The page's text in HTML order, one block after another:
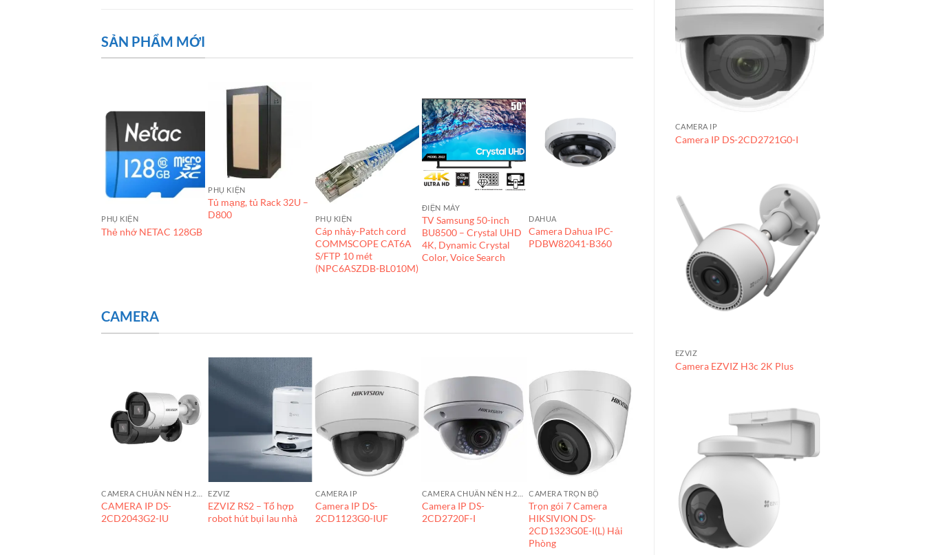
SẢN PHẨM MỚI
PHỤ KIỆN
Thẻ nhớ NETAC 128GB
PHỤ KIỆN
Tủ mạng, tủ Rack 32U –
D800
PHỤ KIỆN
Cáp nhảy-Patch cord
COMMSCOPE CAT6A
S/FTP 10 mét
(NPC6ASZDB-BL010M)
ĐIỆN MÁY
TV Samsung 50-inch
BU8500 – Crystal UHD
4K, Dynamic Crystal
Color, Voice Search
DAHUA
Camera Dahua IPC-
PDBW82041-B360
loại CKE6:
690x570x250
CAMERA
CAMERA IP DS-
2CD2043G2-IU
EZVIZ
EZVIZ RS2 – Tổ hợp
robot hút bụi lau nhà
CAMERA IP
Camera IP DS-
2CD1123G0-IUF
Camera IP DS-
2CD2720F-I
CAMERA TRỌN BỘ
Trọn gói 7 Camera
HIKSIVION DS-
2CD1323G0E-I(L) Hải
Phòng
Camera IP DS-
2DE3A404IW-DE/W
CAMERA IP
Camera IP DS-2CD2721G0-I
EZVIZ
Camera EZVIZ H3c 2K Plus